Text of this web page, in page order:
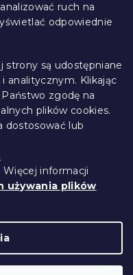
ruch na
odpowiednie
strony są udostępniane
analitycznym. Klikając
Państwo zgodę na
plików cookies.
dostosować lub
Więcej informacji
używania plików
Mieszkanie.
Edytuj ustawienia